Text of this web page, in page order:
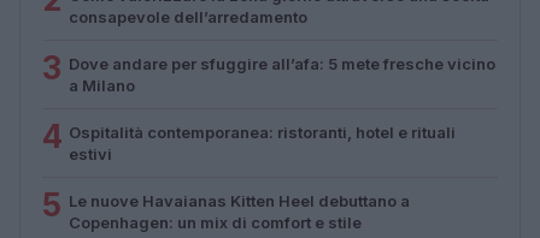
consapevole dell’arredamento
3 Dove andare per sfuggire all’afa: 5 mete fresche vicino
a Milano
4 Ospitalità contemporanea: ristoranti, hotel e rituali
estivi
5 Le nuove Havaianas Kitten Heel debuttano a
Copenhagen: un mix di comfort e stile